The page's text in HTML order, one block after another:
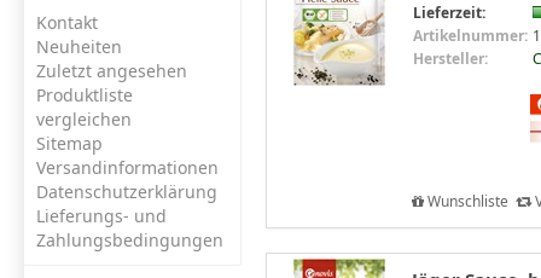
Kontakt
Neuheiten
Zuletzt angesehen
Produktliste
vergleichen
Sitemap
Versandinformationen
Datenschutzerklärung
Lieferungs- und
Zahlungsbedingungen
Lieferzeit:
Artikelnummer:
Hersteller:
Wunschliste